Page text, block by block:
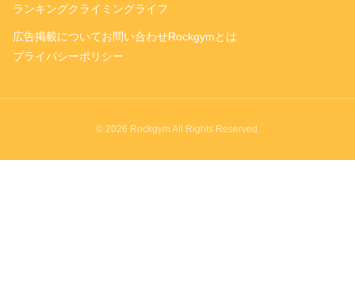
ランキングクライミングライフ
広告掲載についてお問い合わせRockgymとは
プライバシーポリシー
© 2026 Rockgym All Rights Reserved.